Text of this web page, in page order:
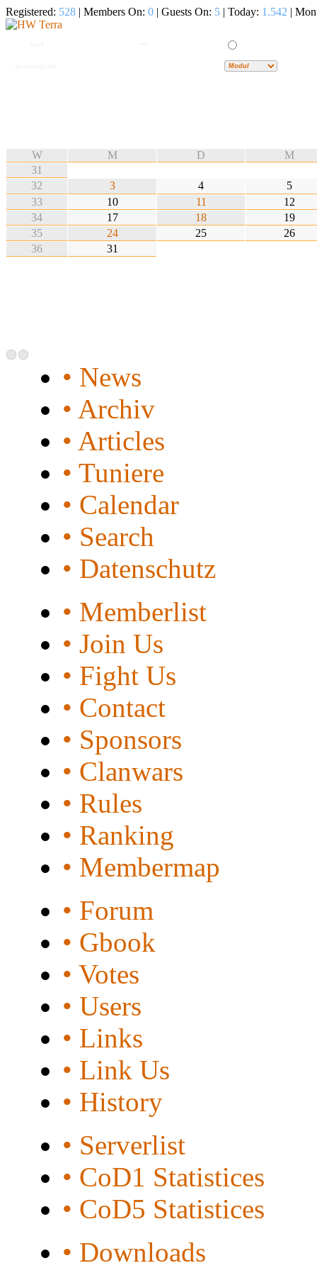
Registered: 528 | Members On: 0 | Guests On: 5 | Today: 1.542 |
W M D
M
31
32
3 4
5
33
10 11
12
34
17 18
19
35
24 25
26
36
31
• News
• Archiv
• Articles
• Tuniere
• Calendar
• Search
• Datenschutz
• Memberlist
• Join Us
• Fight Us
• Contact
• Sponsors
• Clanwars
• Rules
• Ranking
• Membermap
• Forum
• Gbook
• Votes
• Users
• Links
• Link Us
• History
• Serverlist
• CoD1 Statistices
• CoD5 Statistices
• Downloads